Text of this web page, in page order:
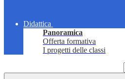
Didattica
Panoramica
Offerta formativa
I progetti delle classi